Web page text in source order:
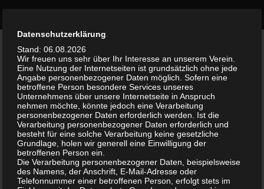
OLVENSTEDT » OLVENSTEDT NACH 2000
Durch die weitere Nutzung der Seite stimmst du der Verwendung
Datenschutzerklärung
Stand: 06.08.2026
Wir freuen uns sehr über Ihr Interesse an unserem Verein.
Eine Nutzung der Internetseiten ist grundsätzlich ohne jede
Angabe personenbezogener Daten möglich. Sofern eine
betroffene Person besondere Services unseres
Unternehmens über unsere Internetseite in Anspruch
nehmen möchte, könnte jedoch eine Verarbeitung
personenbezogener Daten erforderlich werden. Ist die
Verarbeitung personenbezogener Daten erforderlich und
besteht für eine solche Verarbeitung keine gesetzliche
Grundlage, holen wir generell eine Einwilligung der
betroffenen Person ein.
Die Verarbeitung personenbezogener Daten, beispielsweise
des Namens, der Anschrift, E-Mail-Adresse oder
Telefonnummer einer betroffenen Person, erfolgt stets im